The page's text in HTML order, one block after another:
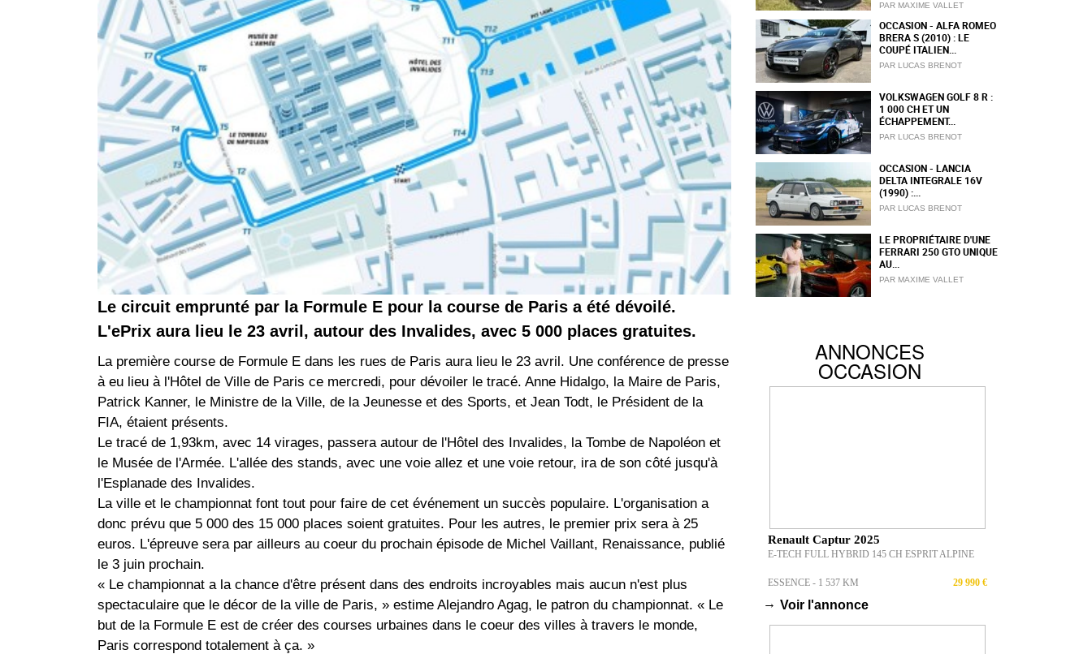
Le circuit emprunté par la Formule E pour la course de Paris a été dévoilé.
L'ePrix aura lieu le 23 avril, autour des Invalides, avec 5 000 places gratuites.
La première course de Formule E dans les rues de Paris aura lieu le 23 avril. Une conférence de presse
à eu lieu à l'Hôtel de Ville de Paris ce mercredi, pour dévoiler le tracé. Anne Hidalgo, la Maire de Paris,
Patrick Kanner, le Ministre de la Ville, de la Jeunesse et des Sports, et Jean Todt, le Président de la
FIA, étaient présents.
Le tracé de 1,93km, avec 14 virages, passera autour de l'Hôtel des Invalides, la Tombe de Napoléon et
le Musée de l'Armée. L'allée des stands, avec une voie allez et une voie retour, ira de son côté jusqu'à
l'Esplanade des Invalides.
La ville et le championnat font tout pour faire de cet événement un succès populaire. L'organisation a
donc prévu que 5 000 des 15 000 places soient gratuites. Pour les autres, le premier prix sera à 25
euros. L'épreuve sera par ailleurs au coeur du prochain épisode de Michel Vaillant, Renaissance, publié
le 3 juin prochain.
« Le championnat a la chance d'être présent dans des endroits incroyables mais aucun n'est plus
spectaculaire que le décor de la ville de Paris, » estime Alejandro Agag, le patron du championnat. « Le
but de la Formule E est de créer des courses urbaines dans le coeur des villes à travers le monde,
Paris correspond totalement à ça. »
PAR MAXIME VALLET
OCCASION - ALFA ROMEO
BRERA S (2010) : LE
COUPÉ ITALIEN...
PAR LUCAS BRENOT
VOLKSWAGEN GOLF 8 R :
1 000 CH ET UN
ÉCHAPPEMENT...
PAR LUCAS BRENOT
OCCASION - LANCIA
DELTA INTEGRALE 16V
(1990) :...
PAR LUCAS BRENOT
LE PROPRIÉTAIRE D'UNE
FERRARI 250 GTO UNIQUE
AU...
PAR MAXIME VALLET
ANNONCES
OCCASION
Renault Captur 2025
E-TECH FULL HYBRID 145 CH ESPRIT ALPINE
ESSENCE - 1 537 KM 29 990 €
→ Voir l'annonce